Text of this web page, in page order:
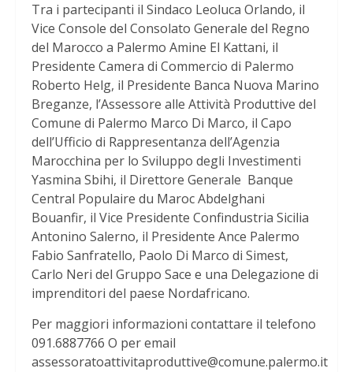
Tra i partecipanti il Sindaco Leoluca Orlando, il
Vice Console del Consolato Generale del Regno
del Marocco a Palermo Amine El Kattani, il
Presidente Camera di Commercio di Palermo
Roberto Helg, il Presidente Banca Nuova Marino
Breganze, l’Assessore alle Attività Produttive del
Comune di Palermo Marco Di Marco, il Capo
dell’Ufficio di Rappresentanza dell’Agenzia
Marocchina per lo Sviluppo degli Investimenti
Yasmina Sbihi, il Direttore Generale Banque
Central Populaire du Maroc Abdelghani
Bouanfir, il Vice Presidente Confindustria Sicilia
Antonino Salerno, il Presidente Ance Palermo
Fabio Sanfratello, Paolo Di Marco di Simest,
Carlo Neri del Gruppo Sace e una Delegazione di
imprenditori del paese Nordafricano.
Per maggiori informazioni contattare il telefono
091.6887766 O per email
assessoratoattivitaproduttive@comune.palermo.it